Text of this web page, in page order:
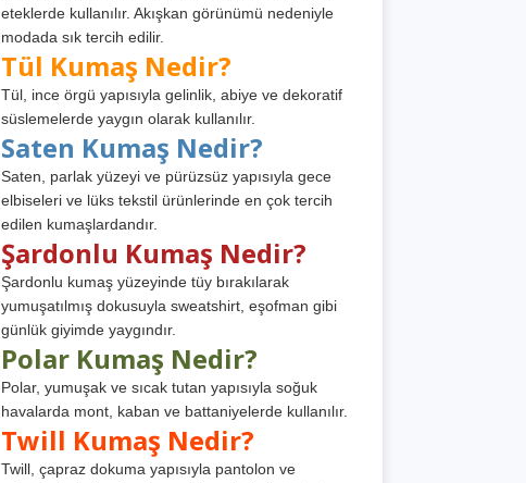
eteklerde kullanılır. Akışkan görünümü nedeniyle
modada sık tercih edilir.
Tül Kumaş Nedir?
Tül, ince örgü yapısıyla gelinlik, abiye ve dekoratif
süslemelerde yaygın olarak kullanılır.
Saten Kumaş Nedir?
Saten, parlak yüzeyi ve pürüzsüz yapısıyla gece
elbiseleri ve lüks tekstil ürünlerinde en çok tercih
edilen kumaşlardandır.
Şardonlu Kumaş Nedir?
Şardonlu kumaş yüzeyinde tüy bırakılarak
yumuşatılmış dokusuyla sweatshirt, eşofman gibi
günlük giyimde yaygındır.
Polar Kumaş Nedir?
Polar, yumuşak ve sıcak tutan yapısıyla soğuk
havalarda mont, kaban ve battaniyelerde kullanılır.
Twill Kumaş Nedir?
Twill, çapraz dokuma yapısıyla pantolon ve